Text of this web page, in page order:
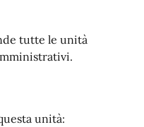
tutte le unità
unità: